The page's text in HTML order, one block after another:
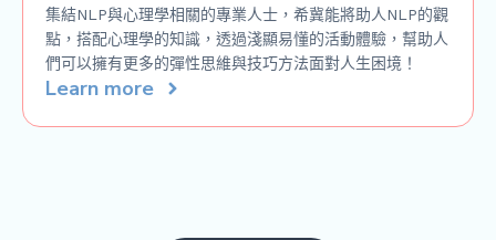
集結NLP與心理學相關的專業人士，希冀能將助人NLP的觀
點，搭配心理學的知識，透過淺顯易懂的活動體驗，幫助人
們可以擁有更多的彈性思維與技巧方法面對人生困境！
Learn more